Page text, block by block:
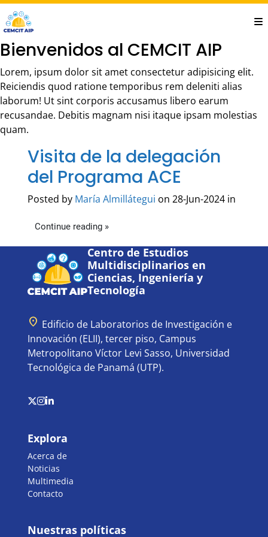
Saltar
al
contenido
principal
Bienvenidos al CEMCIT AIP
Lorem, ipsum dolor sit amet consectetur adipisicing elit.
Reiciendis quod ratione temporibus rem deleniti alias
laborum! Ut sint corporis accusamus libero earum
recusandae. Debitis magnam nisi itaque ipsam molestias
quam.
Visita de la delegación
del Programa ACE
Posted by María Almillátegui on 28-Jun-2024 in
Continue reading »
Centro de Estudios
Multidisciplinarios en
Ciencias, Ingeniería y
Tecnología
location_on Edificio de Laboratorios de Investigación e
Innovación (ELII), tercer piso, Campus
Metropolitano Víctor Levi Sasso, Universidad
Tecnológica de Panamá (UTP).
Explora
Acerca de
Noticias
Multimedia
Contacto
Nuestras políticas